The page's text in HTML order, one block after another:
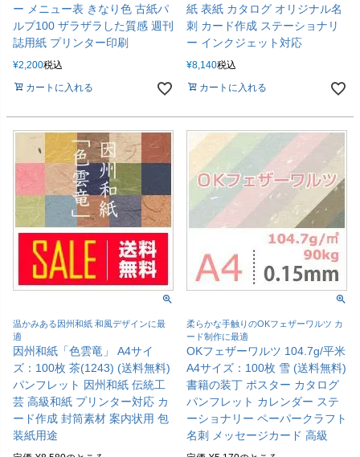
ー メニュー表 きなり色 古紙パ
ルプ100 ザラザラした質感 週刊
誌用紙 プリンター印刷
¥2,200税込
カートに入れる
紙 表紙 カタログ オリジナル名
刺 カード作成 ステーショナリ
ー インクジェット対応
¥8,140税込
カートに入れる
温かみある因州和紙 和風デザインに最
適
因州和紙「色雲竜」 A4サイ
ズ：100枚 茶(1243) (送料無料)
パンフレット 因州和紙 伝統工
芸 高級和紙 プリンター対応 カ
ード作成 封筒素材 案内状用 包
装紙用途
柔らかな手触りのOKフェザーワルツ カ
ード制作に最適
OKフェザーワルツ 104.7g/平米
A4サイズ：100枚 雪 (送料無料)
書籍の装丁 ポスター カタログ
パンフレット カレンダー ステ
ーショナリー ペーパークラフト
名刺 メッセージカード 高級